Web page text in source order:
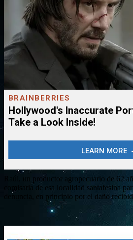
Raúl, un productor agropecuario de 62
comisaria de esa localidad santafesina
denuncia, en principio por el daño